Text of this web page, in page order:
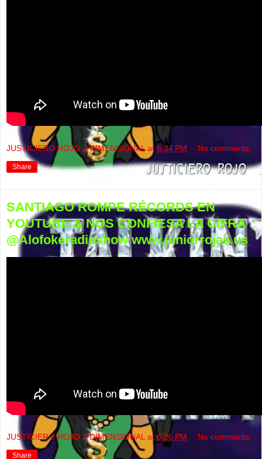
JUSTICIERO ROJO 3 DIMENSIONAL at 6:34 PM No comments:
Share
SANTIAGO ROMPE RÉCORDS EN
YOUTUBE & NOS CONFIESA LA CIFRA
@Alofokeradioshow www.juniorrojas.us
JUSTICIERO ROJO 3 DIMENSIONAL at6:26 PM No comments:
Share